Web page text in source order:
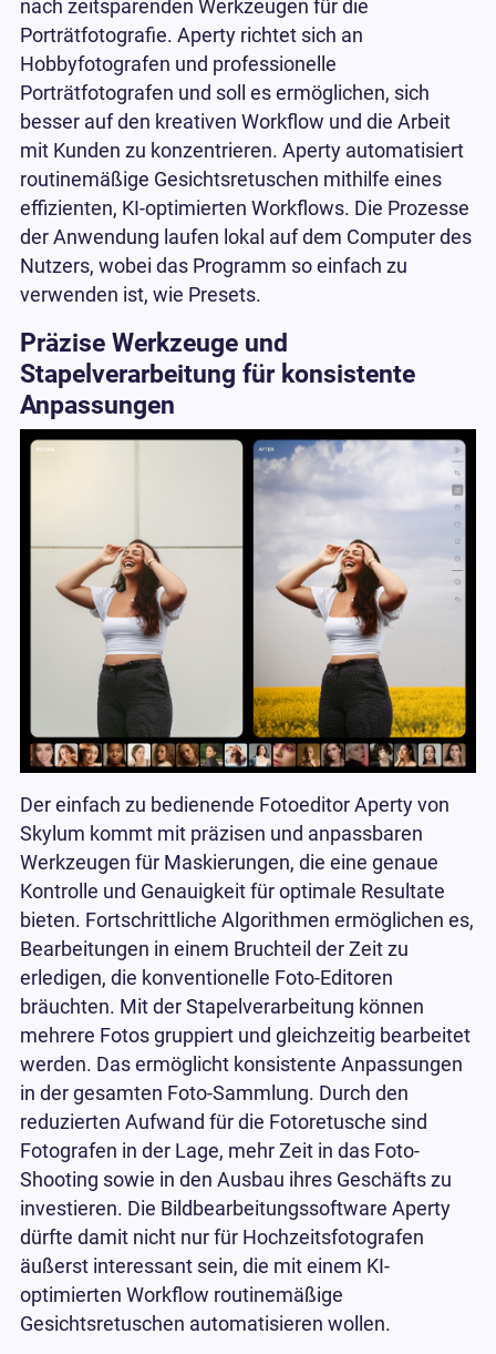
nach zeitsparenden Werkzeugen für die
Porträtfotografie. Aperty richtet sich an
Hobbyfotografen und professionelle
Porträtfotografen und soll es ermöglichen, sich
besser auf den kreativen Workflow und die Arbeit
mit Kunden zu konzentrieren. Aperty automatisiert
routinemäßige Gesichtsretuschen mithilfe eines
effizienten, KI-optimierten Workflows. Die Prozesse
der Anwendung laufen lokal auf dem Computer des
Nutzers, wobei das Programm so einfach zu
verwenden ist, wie Presets.
Präzise Werkzeuge und
Stapelverarbeitung für konsistente
Anpassungen
Der einfach zu bedienende Fotoeditor Aperty von
Skylum kommt mit präzisen und anpassbaren
Werkzeugen für Maskierungen, die eine genaue
Kontrolle und Genauigkeit für optimale Resultate
bieten. Fortschrittliche Algorithmen ermöglichen es,
Bearbeitungen in einem Bruchteil der Zeit zu
erledigen, die konventionelle Foto-Editoren
bräuchten. Mit der Stapelverarbeitung können
mehrere Fotos gruppiert und gleichzeitig bearbeitet
werden. Das ermöglicht konsistente Anpassungen
in der gesamten Foto-Sammlung. Durch den
reduzierten Aufwand für die Fotoretusche sind
Fotografen in der Lage, mehr Zeit in das Foto-
Shooting sowie in den Ausbau ihres Geschäfts zu
investieren. Die Bildbearbeitungssoftware Aperty
dürfte damit nicht nur für Hochzeitsfotografen
äußerst interessant sein, die mit einem KI-
optimierten Workflow routinemäßige
Gesichtsretuschen automatisieren wollen.